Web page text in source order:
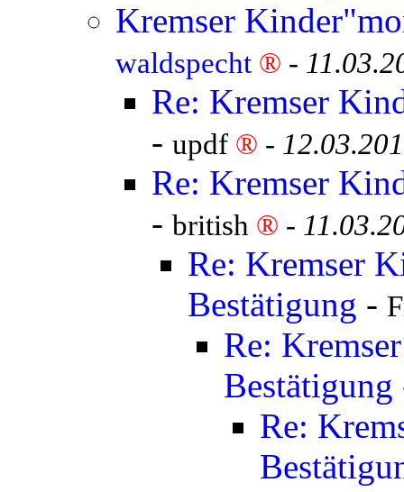
Kremser
waldspecht ® -
Re: Kremser
- updf ® -
Re: Kremser
- british ® -
Re: Kremser
Bestätigung -
Re:
Bestätigung
Re: